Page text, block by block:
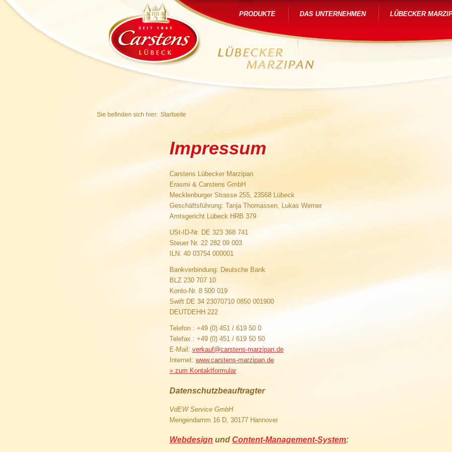
PRODUKTE DAS UNTERNEHMEN LÜBECKER
Sie befinden sich hier: Startseite
Impressum
Carstens Lübecker Marzipan
Erasmi & Carstens GmbH
Mecklenburger Strasse 255, 23568 Lübeck
Geschäftsführung: Tanja Thomassen, Lukas Werner
Amtsgericht Lübeck HRB 379
USt-ID-Nr. DE 323 368 741
Steuer Nr. 22 282 09 003
ILN: 40 03754 000001
Bankverbindung: Deutsche Bank
BLZ 230 707 10
Konto-Nr. 8 500 019
Swift DE 34 23070710 0850 001900
DEUTDEHH 222
Telefon : +49 (0) 451 / 619 50 0
Telefax : +49 (0) 451 / 619 50 50
E-Mail: verkauf@carstens-marzipan.de
Internet: www.carstens-marzipan.de
» zum Kontaktformular
Datenschutzbeauftragter
VdEW Service GmbH
Mengendamm 16 D, 30177 Hannover
Webdesign und Content-Management-System: